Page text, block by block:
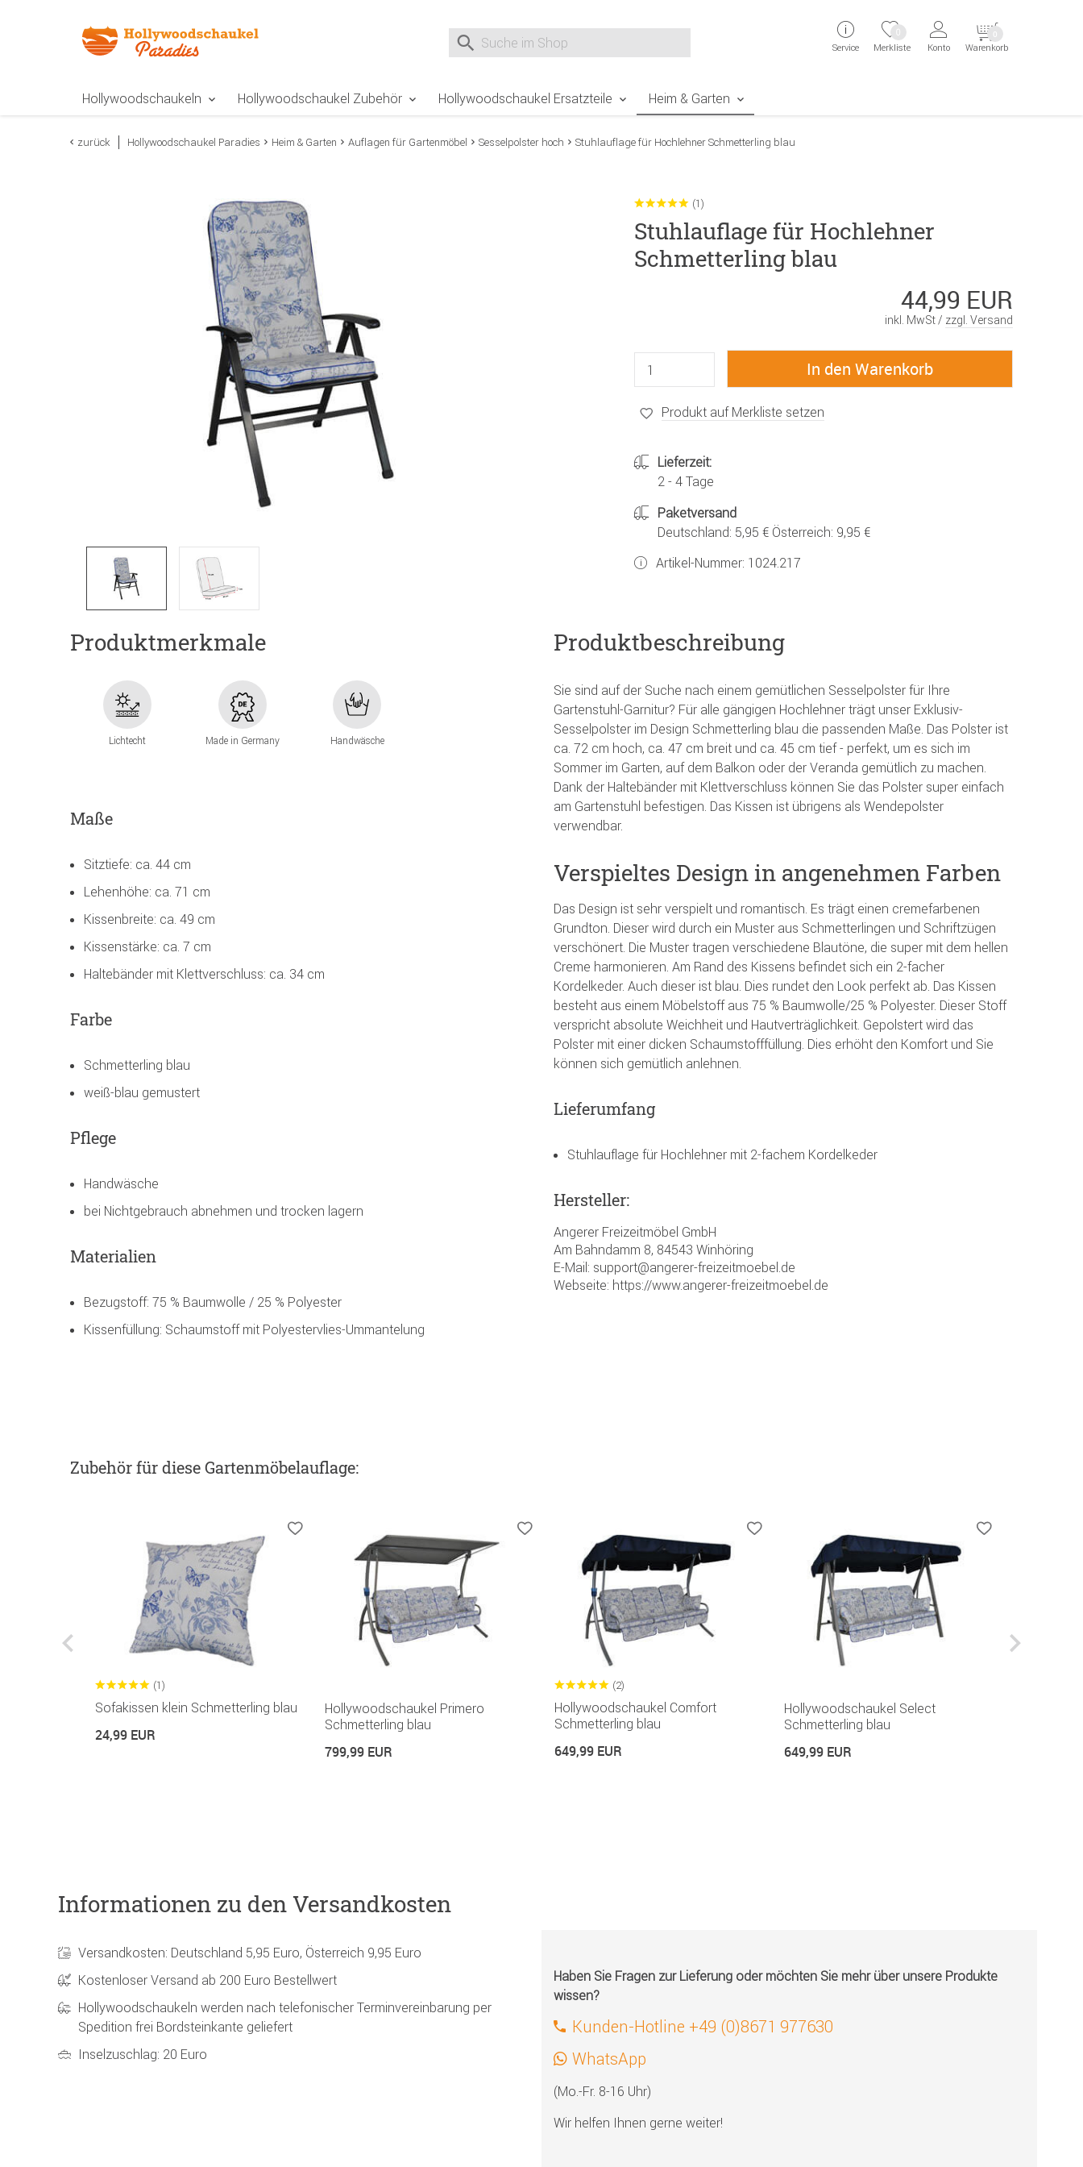
Suche nach
Service Merkliste
0
Konto Warenkorb
0
Hollywoodschaukeln Hollywoodschaukel Zubehör Hollywoodschaukel Ersatzteile Heim & Garten
zurück Hollywoodschaukel Paradies Heim & Garten Auflagen für Gartenmöbel Sesselpolster hoch Stuhlauflage für Hochlehner Schmetterling blau
(1)
Stuhlauflage für Hochlehner
Schmetterling blau
44,99 EUR
inkl. MwSt / zzgl. Versand
Produkt auf Merkliste setzen
Lieferzeit:
2 - 4 Tage
Paketversand
Deutschland: 5,95 € Österreich: 9,95 €
Artikel-Nummer: 1024.217
Produktmerkmale
Lichtecht Made in Germany Handwäsche
Maße
Sitztiefe: ca. 44 cm
Lehenhöhe: ca. 71 cm
Kissenbreite: ca. 49 cm
Kissenstärke: ca. 7 cm
Haltebänder mit Klettverschluss: ca. 34 cm
Farbe
Schmetterling blau
weiß-blau gemustert
Pflege
Handwäsche
bei Nichtgebrauch abnehmen und trocken lagern
Materialien
Bezugstoff: 75 % Baumwolle / 25 % Polyester
Kissenfüllung: Schaumstoff mit Polyestervlies-Ummantelung
Produktbeschreibung
Sie sind auf der Suche nach einem gemütlichen Sesselpolster für Ihre
Gartenstuhl-Garnitur? Für alle gängigen Hochlehner trägt unser Exklusiv-
Sesselpolster im Design Schmetterling blau die passenden Maße. Das Polster ist
ca. 72 cm hoch, ca. 47 cm breit und ca. 45 cm tief - perfekt, um es sich im
Sommer im Garten, auf dem Balkon oder der Veranda gemütlich zu machen.
Dank der Haltebänder mit Klettverschluss können Sie das Polster super einfach
am Gartenstuhl befestigen. Das Kissen ist übrigens als Wendepolster
verwendbar.
Verspieltes Design in angenehmen Farben
Das Design ist sehr verspielt und romantisch. Es trägt einen cremefarbenen
Grundton. Dieser wird durch ein Muster aus Schmetterlingen und Schriftzügen
verschönert. Die Muster tragen verschiedene Blautöne, die super mit dem hellen
Creme harmonieren. Am Rand des Kissens befindet sich ein 2-facher
Kordelkeder. Auch dieser ist blau. Dies rundet den Look perfekt ab. Das Kissen
besteht aus einem Möbelstoff aus 75 % Baumwolle/25 % Polyester. Dieser Stoff
verspricht absolute Weichheit und Hautverträglichkeit. Gepolstert wird das
Polster mit einer dicken Schaumstofffüllung. Dies erhöht den Komfort und Sie
können sich gemütlich anlehnen.
Lieferumfang
Stuhlauflage für Hochlehner mit 2-fachem Kordelkeder
Hersteller:
Angerer Freizeitmöbel GmbH
Am Bahndamm 8, 84543 Winhöring
E-Mail: support@angerer-freizeitmoebel.de
Webseite: https://www.angerer-freizeitmoebel.de
Zubehörfür diese Gartenmöbelauflage:
(1)
Sofakissen klein Schmetterling blau
24,99 EUR
Hollywoodschaukel Primero
Schmetterling blau
799,99 EUR
(2)
Hollywoodschaukel Comfort
Schmetterling blau
649,99 EUR
Hollywoodschaukel Select
Schmetterling blau
649,99 EUR
Informationen zu den Versandkosten
Versandkosten: Deutschland 5,95 Euro, Österreich 9,95 Euro
Kostenloser Versand ab 200 Euro Bestellwert
Hollywoodschaukeln werden nach telefonischer Terminvereinbarung per
Spedition frei Bordsteinkante geliefert
Inselzuschlag: 20 Euro
Haben Sie Fragen zur Lieferung oder möchten Sie mehr über unsere Produkte
wissen?
Kunden-Hotline +49 (0)8671 977630
WhatsApp
(Mo.-Fr. 8-16 Uhr)
Wir helfen Ihnen gerne weiter!